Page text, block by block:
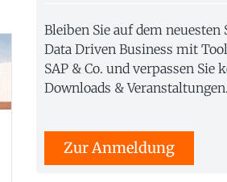
Bleiben Sie auf dem neuesten
Data Driven Business mit
SAP & Co. und verpassen Sie
Downloads & Veranstaltungen.
Zur Anmeldung